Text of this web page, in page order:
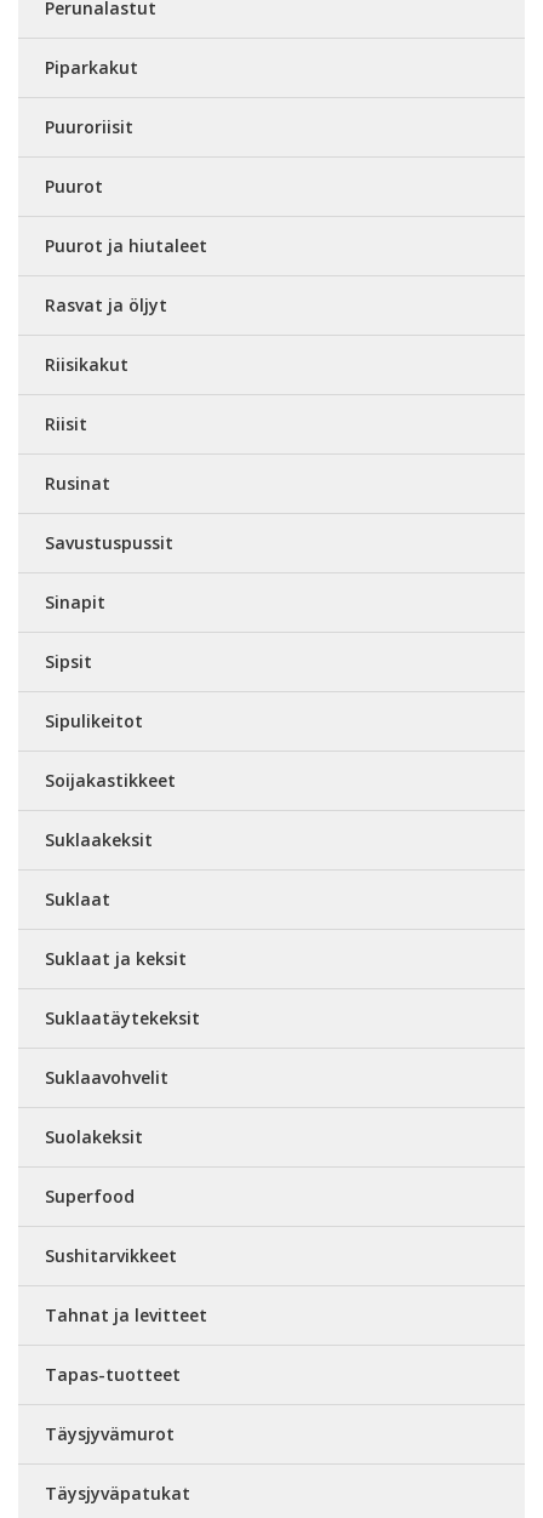
Perunalastut
Piparkakut
Puuroriisit
Puurot
Puurot ja hiutaleet
Rasvat ja öljyt
Riisikakut
Riisit
Rusinat
Savustuspussit
Sinapit
Sipsit
Sipulikeitot
Soijakastikkeet
Suklaakeksit
Suklaat
Suklaat ja keksit
Suklaatäytekeksit
Suklaavohvelit
Suolakeksit
Superfood
Sushitarvikkeet
Tahnat ja levitteet
Tapas-tuotteet
Täysjyvämurot
Täysjyväpatukat